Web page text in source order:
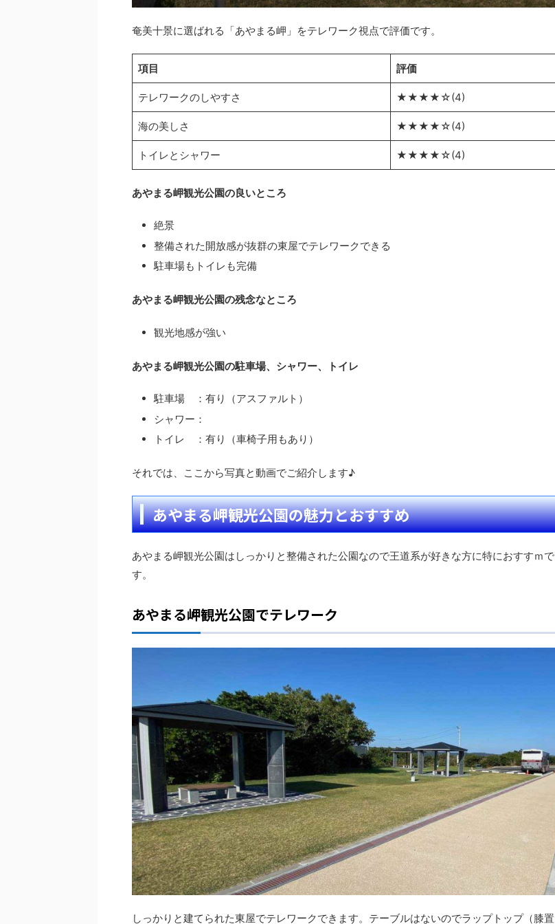
奄美十景に選ばれる「あやまる岬」をテレワーク視点で評価です。
項目 評価
テレワークのしやすさ ★★★★☆(4)
海の美しさ ★★★★☆(4)
トイレとシャワー ★★★★☆(4)
あやまる岬観光公園の良いところ
絶景
整備された開放感が抜群の東屋でテレワークできる
駐車場もトイレも完備
あやまる岬観光公園の残念なところ
観光地感が強い
あやまる岬観光公園の駐車場、シャワー、トイレ
駐車場 ：有り（アスファルト）
シャワー：
トイレ ：有り（車椅子用もあり）
それでは、ここから写真と動画でご紹介します♪
あやまる岬観光公園の魅力とおすすめ
あやまる岬観光公園はしっかりと整備された公園なので王道系が好きな方に特におすすｍで
す。
あやまる岬観光公園でテレワーク
しっかりと建てられた東屋でテレワークできます。テーブルはないのでラップトップ（膝置